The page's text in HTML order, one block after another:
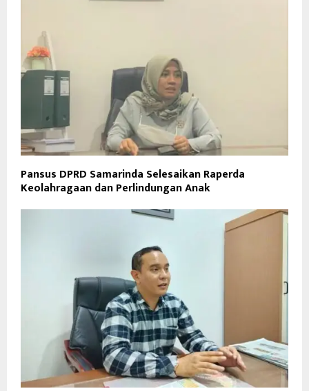
Pansus DPRD Samarinda Selesaikan Raperda
Keolahragaan dan Perlindungan Anak